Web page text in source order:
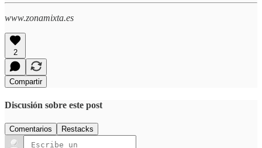
www.zonamixta.es
2
Compartir
Discusión sobre este post
Comentarios Restacks